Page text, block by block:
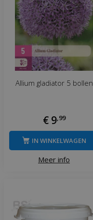
Allium gladiator 5 bollen
€ 9, 99
Meer info
IN WINKELWAGEN